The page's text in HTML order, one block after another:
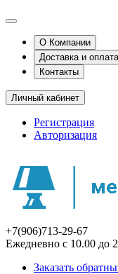
О Компании
Доставка и оплата
Контакты
Личный кабинет
Регистрация
Авторизация
+7(906)713-29-67
Ежедневно с 10.00 до
Заказать